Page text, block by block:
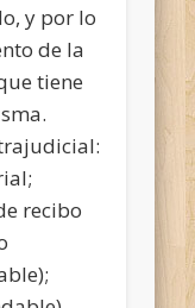
y por lo
de la
tiene
recibo